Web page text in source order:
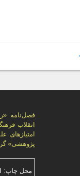
پژوهشی»
محل چاپ: